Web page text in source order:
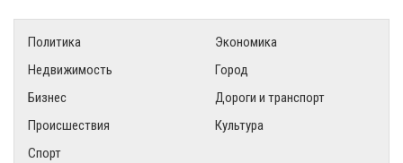
Политика
Экономика
Недвижимость
Город
Бизнес
Дороги и транспорт
Происшествия
Культура
Спорт